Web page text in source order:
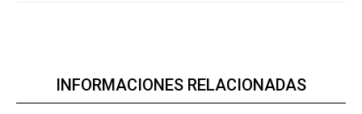
INFORMACIONES RELACIONADAS